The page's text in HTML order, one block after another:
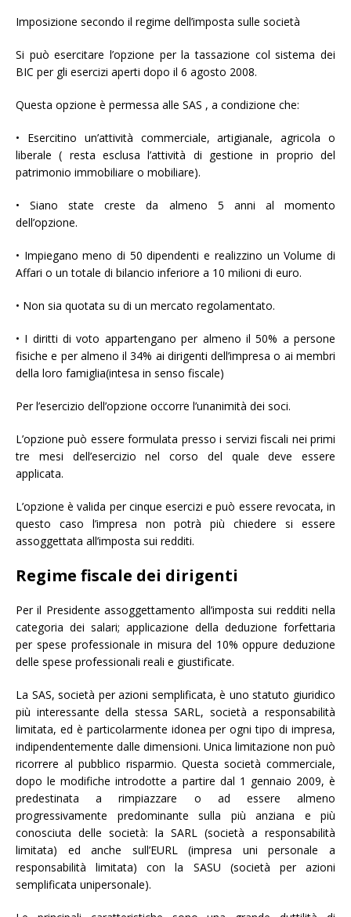
Imposizione secondo il regime dell’imposta sulle società
Si può esercitare l’opzione per la tassazione col sistema dei
BIC per gli esercizi aperti dopo il 6 agosto 2008.
Questa opzione è permessa alle SAS , a condizione che:
• Esercitino un’attività commerciale, artigianale, agricola o
liberale ( resta esclusa l’attività di gestione in proprio del
patrimonio immobiliare o mobiliare).
• Siano state creste da almeno 5 anni al momento
dell’opzione.
• Impiegano meno di 50 dipendenti e realizzino un Volume di
Affari o un totale di bilancio inferiore a 10 milioni di euro.
• Non sia quotata su di un mercato regolamentato.
• I diritti di voto appartengano per almeno il 50% a persone
fisiche e per almeno il 34% ai dirigenti dell’impresa o ai membri
della loro famiglia(intesa in senso fiscale)
Per l’esercizio dell’opzione occorre l’unanimità dei soci.
L’opzione può essere formulata presso i servizi fiscali nei primi
tre mesi dell’esercizio nel corso del quale deve essere
applicata.
L’opzione è valida per cinque esercizi e può essere revocata, in
questo caso l’impresa non potrà più chiedere si essere
assoggettata all’imposta sui redditi.
Regime fiscale dei dirigenti
Per il Presidente assoggettamento all’imposta sui redditi nella
categoria dei salari; applicazione della deduzione forfettaria
per spese professionale in misura del 10% oppure deduzione
delle spese professionali reali e giustificate.
La SAS, società per azioni semplificata, è uno statuto giuridico
più interessante della stessa SARL, società a responsabilità
limitata, ed è particolarmente idonea per ogni tipo di impresa,
indipendentemente dalle dimensioni. Unica limitazione non può
ricorrere al pubblico risparmio. Questa società commerciale,
dopo le modifiche introdotte a partire dal 1 gennaio 2009, è
predestinata a rimpiazzare o ad essere almeno
progressivamente predominante sulla più anziana e più
conosciuta delle società: la SARL (società a responsabilità
limitata) ed anche sull’EURL (impresa uni personale a
responsabilità limitata) con la SASU (società per azioni
semplificata unipersonale).